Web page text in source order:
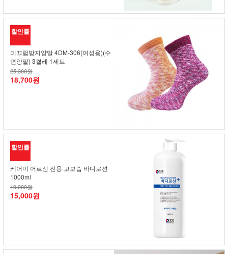
할인률
미끄럼방지양말 4DM-306(여성용)(수
면양말) 3켤레 1세트
25,300원
18,700원
할인률
케어미 어르신 전용 고보습 바디로션
1000ml
19,000원
15,000원